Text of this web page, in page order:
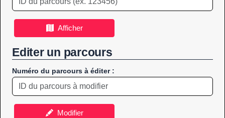
Afficher
Editer un parcours
Numéro du parcours à éditer :
Modifier